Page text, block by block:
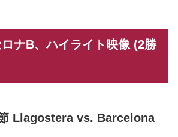
ナB、ハイライト映像 (2勝
Llagostera vs. Barcelona